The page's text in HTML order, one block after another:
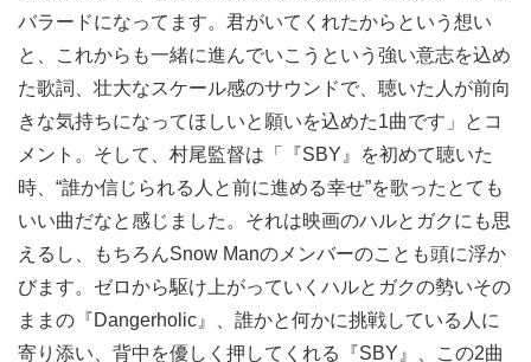
バラードになってます。君がいてくれたからという想い
と、これからも一緒に進んでいこうという強い意志を込め
た歌詞、壮大なスケール感のサウンドで、聴いた人が前向
きな気持ちになってほしいと願いを込めた1曲です」とコ
メント。そして、村尾監督は「『SBY』を初めて聴いた
時、“誰か信じられる人と前に進める幸せ”を歌ったとても
いい曲だなと感じました。それは映画のハルとガクにも思
えるし、もちろんSnow Manのメンバーのことも頭に浮か
びます。ゼロから駆け上がっていくハルとガクの勢いその
ままの『Dangerholic』、誰かと何かに挑戦している人に
寄り添い、背中を優しく押してくれる『SBY』、この2曲